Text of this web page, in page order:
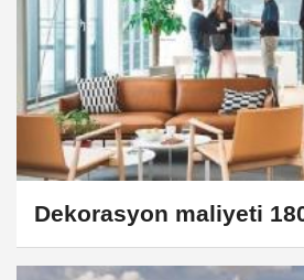
Dekorasyon maliyeti